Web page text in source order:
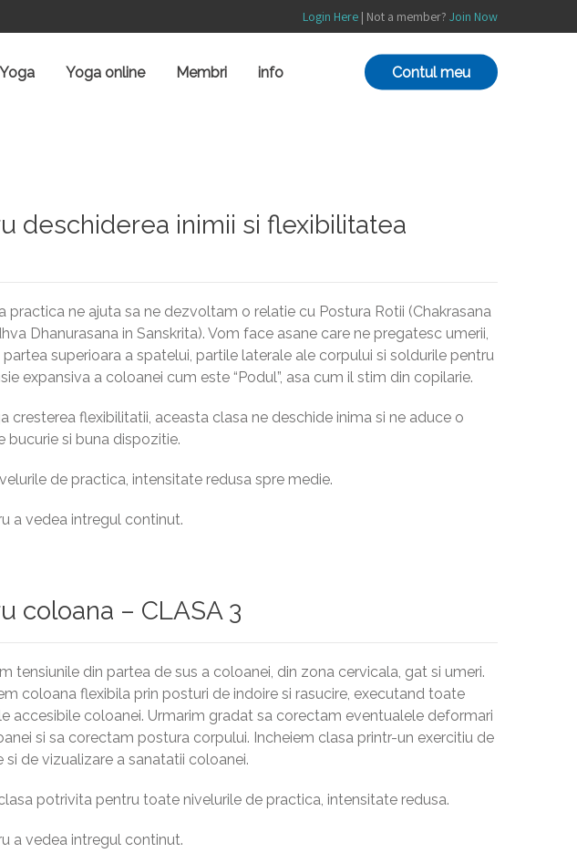
Login Here | Not a member? Join Now
Contul meu
Yoga Yoga online Membri info
deschiderea inimii si flexibilitatea
practica ne ajuta sa ne dezvoltam o relatie cu Postura Rotii (Chakrasana
Dhanurasana in Sanskrita). Vom face asane care ne pregatesc umerii,
partea superioara a spatelui, partile laterale ale corpului si soldurile pentru
expansiva a coloanei cum este “Podul”, asa cum il stim din copilarie.
cresterea flexibilitatii, aceasta clasa ne deschide inima si ne aduce o
bucurie si buna dispozitie.
de practica, intensitate redusa spre medie.
a vedea intregul continut.
coloana – CLASA 3
tensiunile din partea de sus a coloanei, din zona cervicala, gat si umeri.
coloana flexibila prin posturi de indoire si rasucire, executand toate
accesibile coloanei. Urmarim gradat sa corectam eventualele deformari
si sa corectam postura corpului. Incheiem clasa printr-un exercitiu de
si de vizualizare a sanatatii coloanei.
potrivita pentru toate nivelurile de practica, intensitate redusa.
a vedea intregul continut.